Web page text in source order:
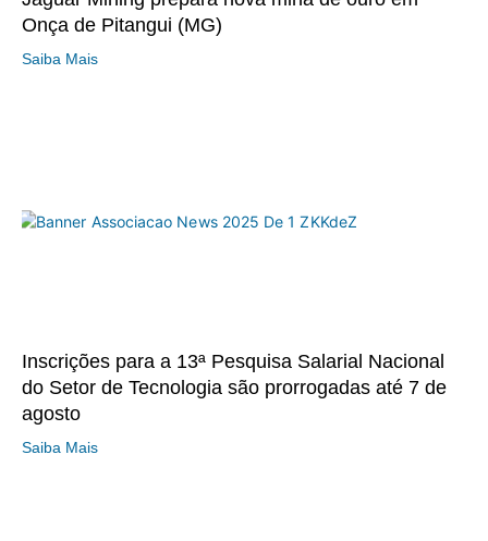
Onça de Pitangui (MG)
Saiba Mais
Inscrições para a 13ª Pesquisa Salarial Nacional
do Setor de Tecnologia são prorrogadas até 7 de
agosto
Saiba Mais